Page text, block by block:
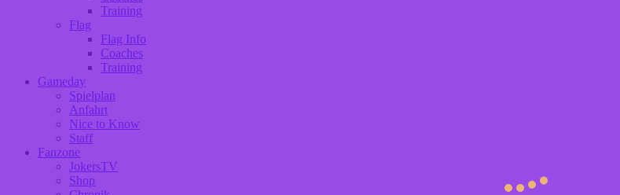
Training
Flag
Flag Info
Coaches
Training
Gameday
Spielplan
Anfahrt
Nice to Know
Staff
Fanzone
JokersTV
Shop